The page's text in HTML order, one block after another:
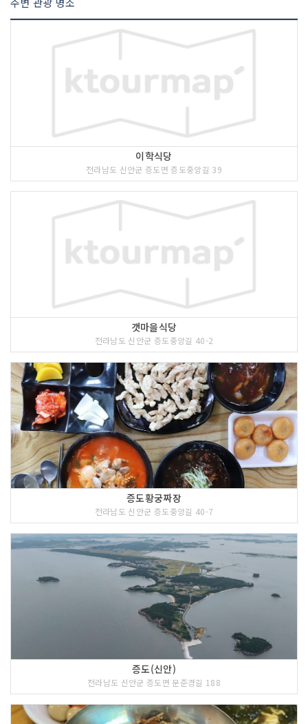
이학식당
전라남도 신안군 증도면 증도중앙길 39
갯마을식당
전라남도 신안군 증도중앙길 40-2
증도황궁짜장
전라남도 신안군 증도중앙길 40-7
증도(신안)
전라남도 신안군 증도면 문준경길 188